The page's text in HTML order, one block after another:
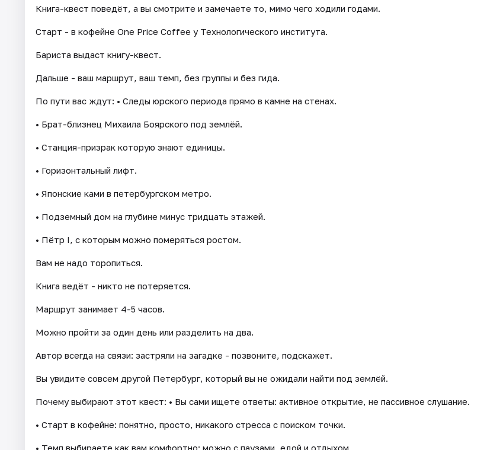
Книга-квест поведёт, а вы смотрите и замечаете то, мимо чего ходили годами.
Старт - в кофейне One Price Coffee у Технологического института.
Бариста выдаст книгу-квест.
Дальше - ваш маршрут, ваш темп, без группы и без гида.
По пути вас ждут: • Следы юрского периода прямо в камне на стенах.
• Брат-близнец Михаила Боярского под землёй.
• Станция-призрак которую знают единицы.
• Горизонтальный лифт.
• Японские ками в петербургском метро.
• Подземный дом на глубине минус тридцать этажей.
• Пётр I, с которым можно померяться ростом.
Вам не надо торопиться.
Книга ведёт - никто не потеряется.
Маршрут занимает 4-5 часов.
Можно пройти за один день или разделить на два.
Автор всегда на связи: застряли на загадке - позвоните, подскажет.
Вы увидите совсем другой Петербург, который вы не ожидали найти под землёй.
Почему выбирают этот квест: • Вы сами ищете ответы: активное открытие, не пассивное слушание.
• Старт в кофейне: понятно, просто, никакого стресса с поиском точки.
• Темп выбираете как вам комфортно: можно с паузами, едой и отдыхом.